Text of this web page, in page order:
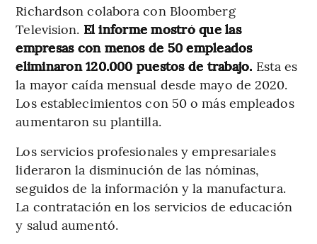
Richardson colabora con Bloomberg
Television. El informe mostró que las
empresas con menos de 50 empleados
eliminaron 120.000 puestos de trabajo. Esta es
la mayor caída mensual desde mayo de 2020.
Los establecimientos con 50 o más empleados
aumentaron su plantilla.
Los servicios profesionales y empresariales
lideraron la disminución de las nóminas,
seguidos de la información y la manufactura.
La contratación en los servicios de educación
y salud aumentó.